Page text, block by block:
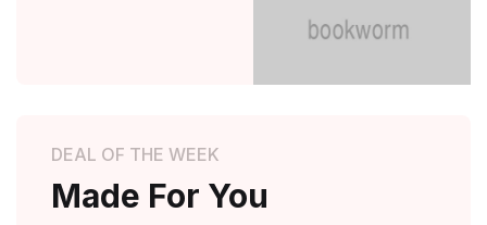
DEAL OF THE WEEK
Made For You